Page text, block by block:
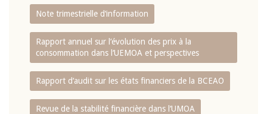
Note trimestrielle d‘information
Rapport annuel sur l‘évolution des prix à la
consommation dans l‘UEMOA et perspectives
Rapport d‘audit sur les états financiers de la BCEAO
Revue de la stabilité financière dans l‘UMOA